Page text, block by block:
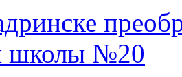
школы №20